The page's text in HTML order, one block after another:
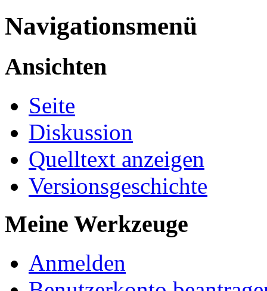
Navigationsmenü
Ansichten
Seite
Diskussion
Quelltext anzeigen
Versionsgeschichte
Meine Werkzeuge
Anmelden